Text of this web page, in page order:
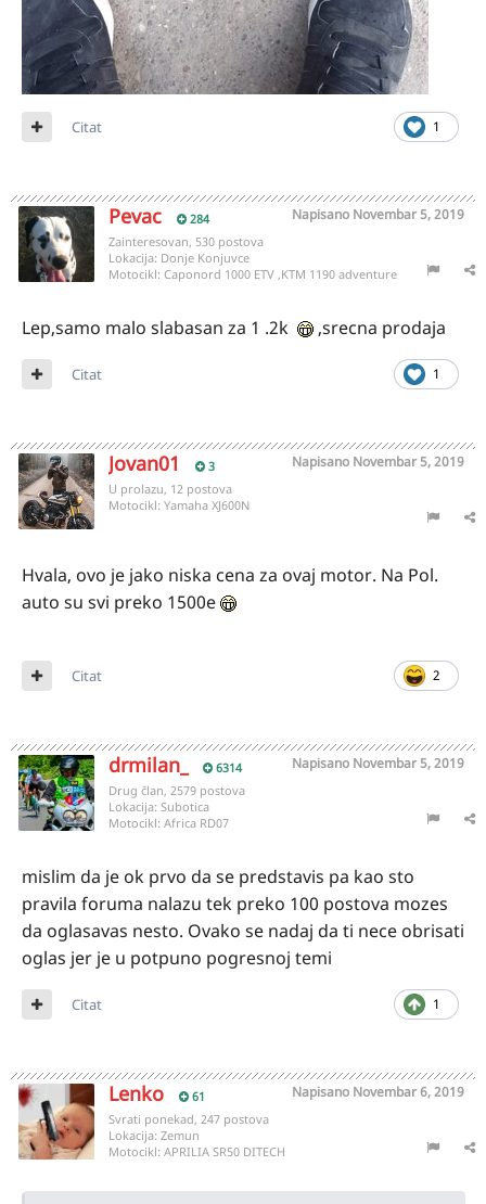
1
Citat
Pevac 284 Napisano Novembar 5, 2019
Zainteresovan, 530 postova
Lokacija: Donje Konjuvce
Motocikl: Caponord 1000 ETV ,KTM 1190 adventure
Lep,samo malo slabasan za 1 .2k ,srecna prodaja
1
Citat
Jovan01 3 Napisano Novembar 5, 2019
U prolazu, 12 postova
Motocikl: Yamaha XJ600N
Hvala, ovo je jako niska cena za ovaj motor. Na Pol.
auto su svi preko 1500e
2
Citat
drmilan_ 6314 Napisano Novembar 5, 2019
Drug član, 2579 postova
Lokacija: Subotica
Motocikl: Africa RD07
mislim da je ok prvo da se predstavis pa kao sto
pravila foruma nalazu tek preko 100 postova mozes
da oglasavas nesto. Ovako se nadaj da ti nece obrisati
oglas jer je u potpuno pogresnoj temi
1
Citat
Lenko 61 Napisano Novembar 6, 2019
Svrati ponekad, 247 postova
Lokacija: Zemun
Motocikl: APRILIA SR50 DITECH